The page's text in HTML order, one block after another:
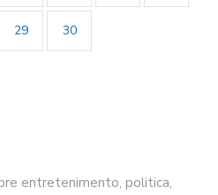
29 30
entretenimento, politica,